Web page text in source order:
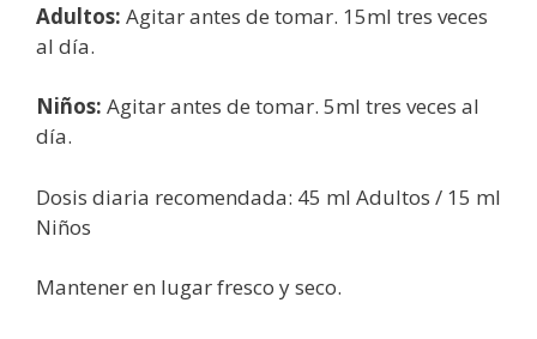
Adultos: Agitar antes de tomar. 15ml tres veces
al día.
Niños: Agitar antes de tomar. 5ml tres veces al
día.
Dosis diaria recomendada: 45 ml Adultos / 15 ml
Niños
Mantener en lugar fresco y seco.